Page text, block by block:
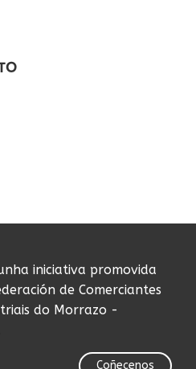
iniciativa promovida
de Comerciantes
do Morrazo -
Coñecenos